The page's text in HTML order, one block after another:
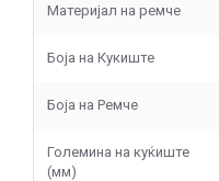
Материјал на ремче
Боја на Кукиште
Боја на Ремче
Големина на куќиште
(мм)